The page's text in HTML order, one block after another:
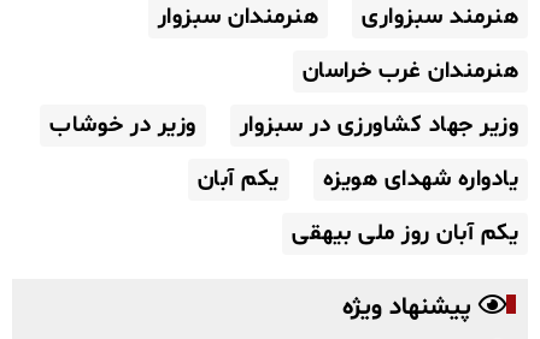
هنرمند سبزواری
هنرمندان سبزوار
هنرمندان غرب خراسان
وزیر جهاد کشاورزی در سبزوار
وزیر در خوشاب
یادواره شهدای هویزه
یکم آبان
یکم آبان روز ملی بیهقی
پیشنهاد ویژه